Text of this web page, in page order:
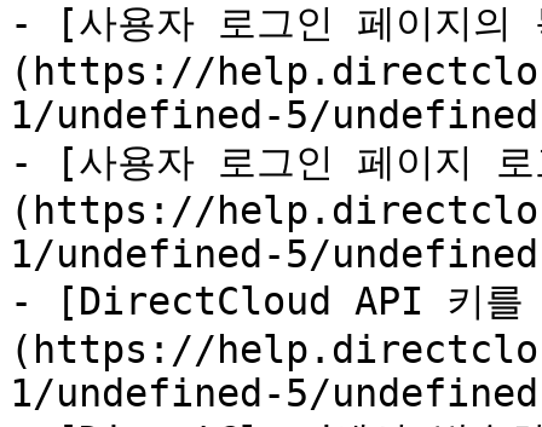
- [사용자 로그인 페이지의
(https://
1/undefined-5/
- [사용자 로그인 페이지
(https://
1/undefined-5/
- [DirectCloud API 키를
(https://
1/undefined-5/